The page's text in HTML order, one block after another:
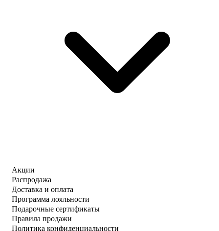
Акции
Распродажа
Доставка и оплата
Программа лояльности
Подарочные сертификаты
Правила продажи
Политика конфиденциальности